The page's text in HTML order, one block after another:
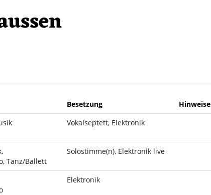
Besetzung
Hinweise
Vokalseptett, Elektronik
Tanz/Ballett
Solostimme(n), Elektronik live
Elektronik